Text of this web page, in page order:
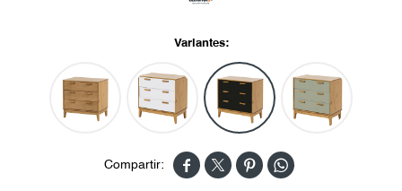
Variantes:
   